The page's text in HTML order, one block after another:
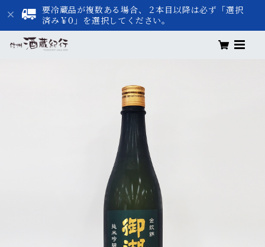
要冷蔵品が複数ある場合、２本目以降は必ず「選択
済み￥0」を選択してください。